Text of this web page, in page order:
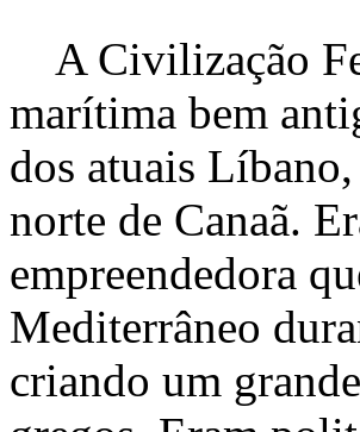
A Civilização
marítima bem
dos atuais
norte de Canaã.
empreendedora
Mediterrâneo
criando um